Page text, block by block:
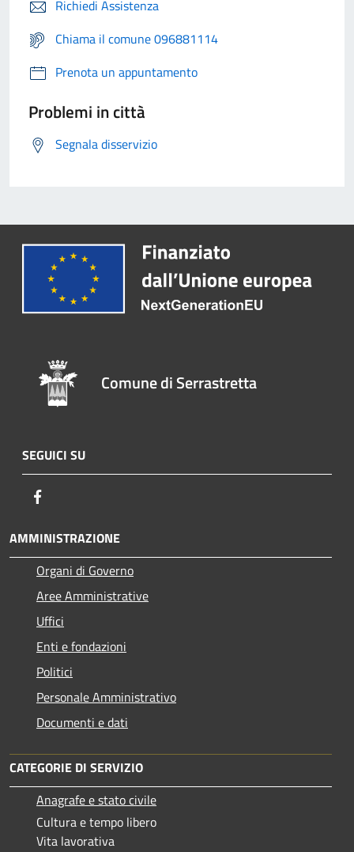
Richiedi Assistenza
Chiama il comune 096881114
Prenota un appuntamento
Problemi in città
Segnala disservizio
Comune di Serrastretta
SEGUICI SU
AMMINISTRAZIONE
Organi di Governo
Aree Amministrative
Uffici
Enti e fondazioni
Politici
Personale Amministrativo
Documenti e dati
CATEGORIE DI SERVIZIO
Anagrafe e stato civile
Cultura e tempo libero
Vita lavorativa